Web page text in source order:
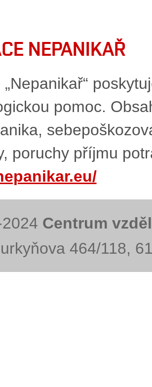
NEPANIKAŘ
pomoc.
poruchy příjmu
Centrum
464/118,